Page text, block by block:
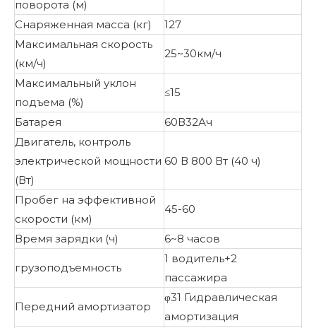
поворота (м)
Снаряженная масса (кг)
127
Максимальная скорость
(км/ч)
25~30км/ч
Максимальный уклон
подъема (%)
≤15
Батарея
60В32Ач
Двигатель, контроль
электрической мощности
(Вт)
60 В 800 Вт (40 ч)
Пробег на эффективной
скорости (км)
45-60
Время зарядки (ч) 6~8 часов
грузоподъемность
1 водитель+2
пассажира
Передний амортизатор
φ31 Гидравлическая
амортизация